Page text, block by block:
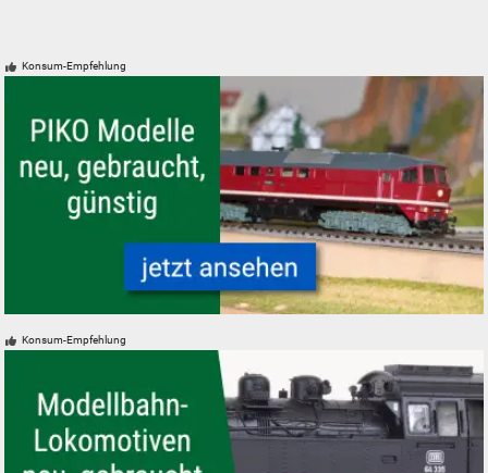
Konsum-Empfehlung
Konsum-Empfehlung